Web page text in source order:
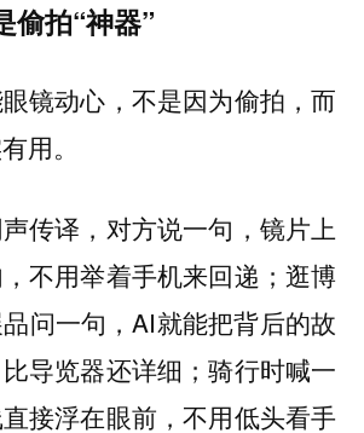
偷拍“神器”
镜动心，不是因为偷拍，而
用。
传译，对方说一句，镜片上
不用举着手机来回递；逛博
问一句，AI就能把背后的故
导览器还详细；骑行时喊一
接浮在眼前，不用低头看手